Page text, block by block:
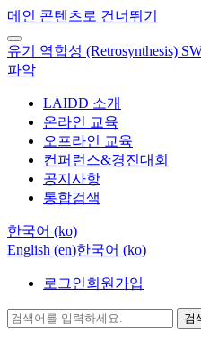
메인 콘텐츠로 건너뛰기
유기 역합성 (Retrosynthesis)
파악
LAIDD 소개
온라인 교육
오프라인 교육
컨퍼런스&경진대회
공지사항
통합검색
한국어 ‎(ko)‎
English ‎(en)‎한국어 ‎(ko)‎
로그인회원가입
검